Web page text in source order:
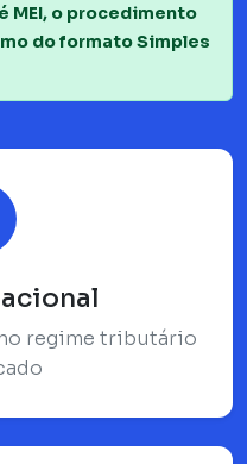
MEI, o procedimento
do formato Simples
regime tributário